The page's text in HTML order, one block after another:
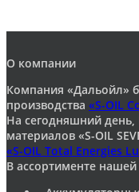
О компании
Компания «Дальойл»
производства «S-OIL
На сегодняшний
материалов «S-OIL
«S-OIL Total Energies
В ассортименте